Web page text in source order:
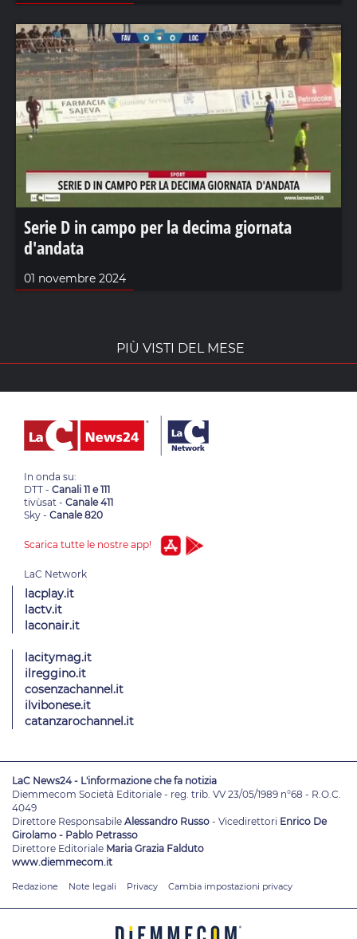
Serie D in campo per la decima giornata
d'andata
01 novembre 2024
PIÙ VISTI DEL MESE
In onda su:
DTT - Canali 11 e 111
tivùsat - Canale 411
Sky - Canale 820
Scarica tutte le nostre app!
lacplay.it
lactv.it
laconair.it
lacitymag.it
ilreggino.it
cosenzachannel.it
ilvibonese.it
catanzarochannel.it
LaC News24 - L'informazione che fa notizia
Diemmecom Società Editoriale - reg. trib. VV 23/05/1989 n°68 - R.O.C.
4049
Direttore Responsabile Alessandro Russo - Vicedirettori Enrico De
Girolamo - Pablo Petrasso
Direttore Editoriale Maria Grazia Falduto
www.diemmecom.it
Redazione Note legali Privacy Cambia impostazioni privacy